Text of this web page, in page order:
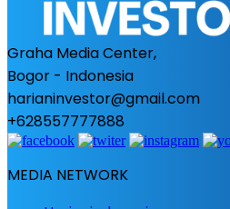
Graha Media Center,
Bogor - Indonesia
harianinvestor@gmail.com
+628557777888
MEDIA NETWORK